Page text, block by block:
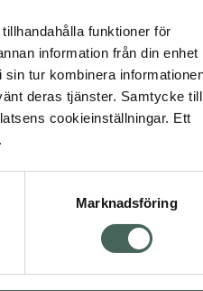
funktioner för
information från din enhet
tur kombinera
deras tjänster. Samtycke till
cookieinställningar. Ett
Marknadsföring
Köp via ditt recept
recept och läkemedel